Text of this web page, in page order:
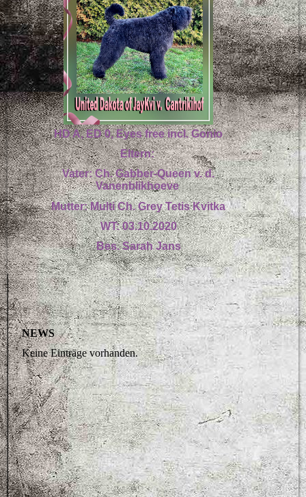
HD A, ED 0, Eyes free incl. Gonio
Eltern:
Vater: Ch. Gabber-Queen v. d.
Vanenblikhoeve
Mutter: Multi Ch. Grey Tetis Kvitka
WT: 03.10.2020
Bes. Sarah Jans
NEWS
Keine Einträge vorhanden.